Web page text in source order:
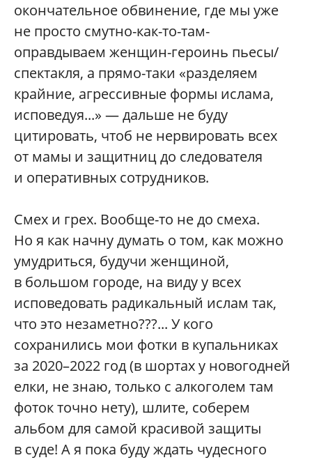
окончательное обвинение, где мы уже
не просто смутно-как-то-там-
оправдываем женщин-героинь пьесы/
спектакля, а прямо-таки «разделяем
крайние, агрессивные формы ислама,
исповедуя...» — дальше не буду
цитировать, чтоб не нервировать всех
от мамы и защитниц до следователя
и оперативных сотрудников.
Смех и грех. Вообще-то не до смеха.
Но я как начну думать о том, как можно
умудриться, будучи женщиной,
в большом городе, на виду у всех
исповедовать радикальный ислам так,
что это незаметно???... У кого
сохранились мои фотки в купальниках
за 2020–2022 год (в шортах у новогодней
елки, не знаю, только с алкоголем там
фоток точно нету), шлите, соберем
альбом для самой красивой защиты
в суде! А я пока буду ждать чудесного